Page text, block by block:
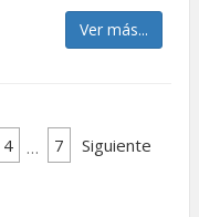
Ver más...
4 … 7 Siguiente